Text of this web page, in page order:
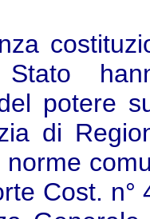
potere
di
Cost.